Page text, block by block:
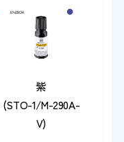
紫
(STO-1/M-290A-
V)